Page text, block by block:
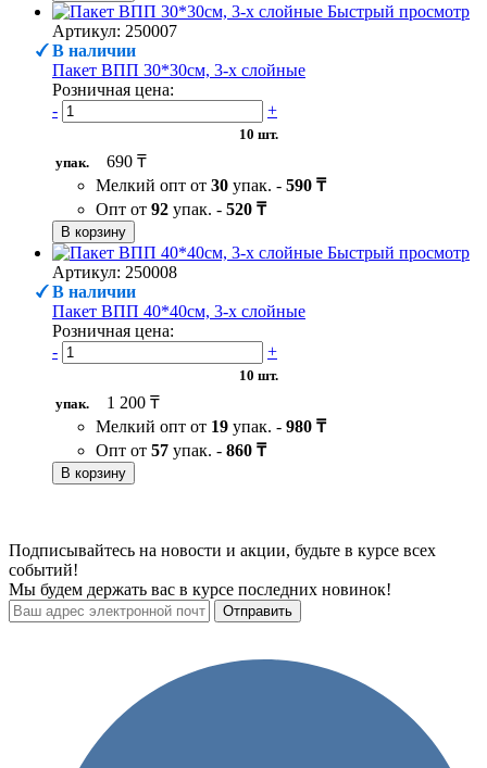
Быстрый просмотр
Артикул: 250007
В наличии
Пакет ВПП 30*30см, 3-х слойные
Розничная цена:
-
+
10 шт.
упак.
690 ₸
Мелкий опт от 30 упак. - 590 ₸
Опт от 92 упак. - 520 ₸
В корзину
Быстрый просмотр
Артикул: 250008
В наличии
Пакет ВПП 40*40см, 3-х слойные
Розничная цена:
-
+
10 шт.
упак.
1 200 ₸
Мелкий опт от 19 упак. - 980 ₸
Опт от 57 упак. - 860 ₸
В корзину
Подписывайтесь на новости и акции, будьте в курсе всех
событий!
Мы будем держать вас в курсе последних новинок!